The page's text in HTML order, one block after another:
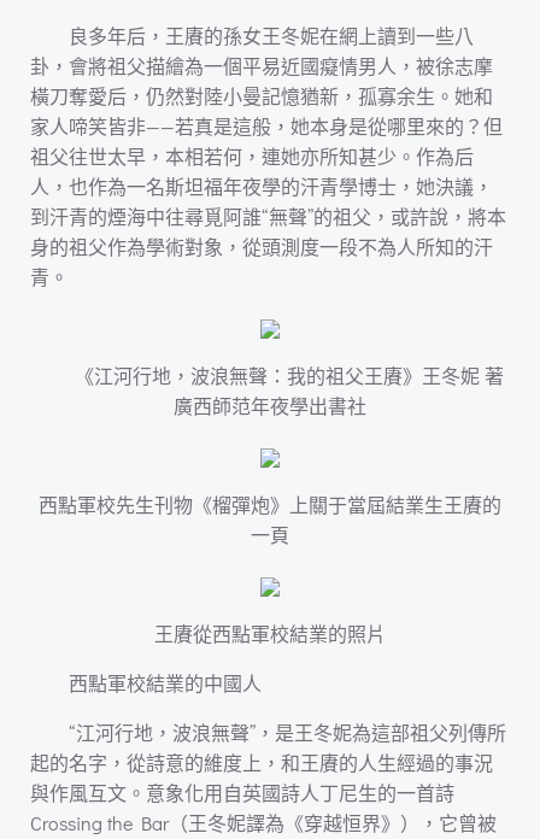
良多年后，王賡的孫女王冬妮在網上讀到一些八
卦，會將祖父描繪為一個平易近國癡情男人，被徐志摩
橫刀奪愛后，仍然對陸小曼記憶猶新，孤寡余生。她和
家人啼笑皆非——若真是這般，她本身是從哪里來的？但
祖父往世太早，本相若何，連她亦所知甚少。作為后
人，也作為一名斯坦福年夜學的汗青學博士，她決議，
到汗青的煙海中往尋覓阿誰“無聲”的祖父，或許說，將本
身的祖父作為學術對象，從頭測度一段不為人所知的汗
青。
《江河行地，波浪無聲：我的祖父王賡》王冬妮 著
廣西師范年夜學出書社
西點軍校先生刊物《榴彈炮》上關于當屆結業生王賡的
一頁
王賡從西點軍校結業的照片
西點軍校結業的中國人
“江河行地，波浪無聲”，是王冬妮為這部祖父列傳所
起的名字，從詩意的維度上，和王賡的人生經過的事況
與作風互文。意象化用自英國詩人丁尼生的一首詩
Crossing the Bar（王冬妮譯為《穿越恒界》），它曾被